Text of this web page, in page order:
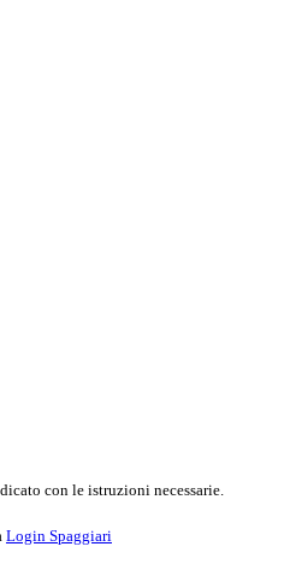
con le istruzioni necessarie.
Login Spaggiari